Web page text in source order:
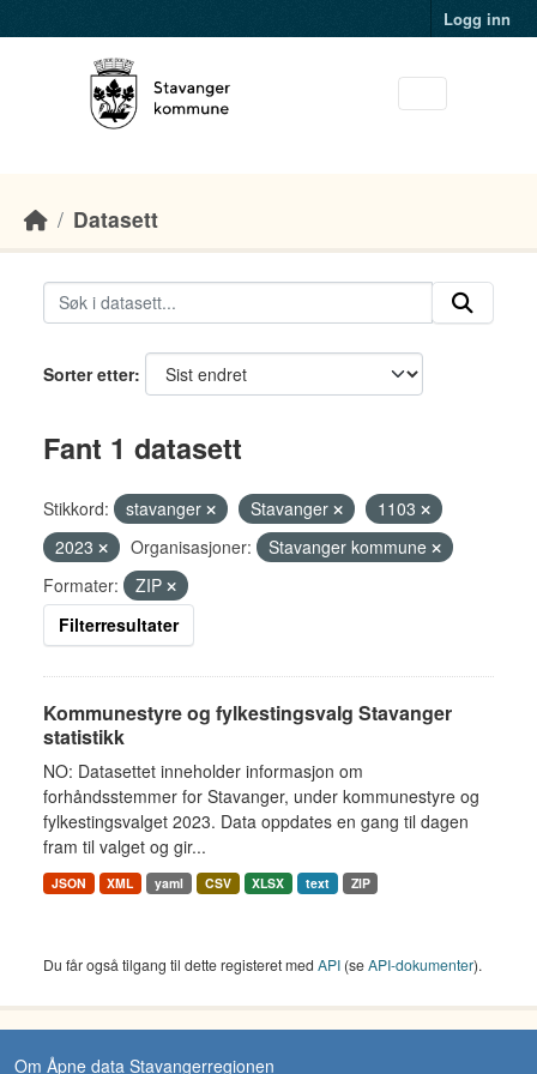
Logg inn
Datasett
Sorter etter
Fant 1 datasett
Stikkord: stavanger Stavanger
1103
2023
Organisasjoner:
Stavanger kommune
Formater:
ZIP
Filterresultater
Kommunestyre og fylkestingsvalg Stavanger
statistikk
NO: Datasettet inneholder informasjon om
forhåndsstemmer for Stavanger, under kommunestyre og
fylkestingsvalget 2023. Data oppdates en gang til dagen
fram til valget og gir...
JSON XML yaml CSV XLSX text ZIP
Du får også tilgang til dette registeret med API (seAPI-dokumenter).
Om Åpne data Stavangerregionen